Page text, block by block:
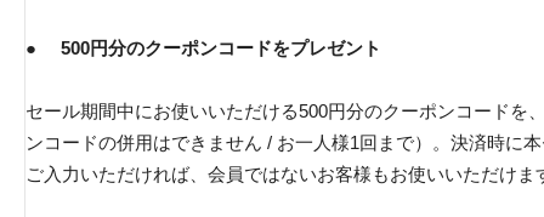
● 500円分のクーポンコードをプレゼント
セール期間中にお使いいただける500円分のクーポンコード
ンコードの併用はできません / お一人様1回まで）。決済時に
ご入力いただければ、会員ではないお客様もお使いいただけま